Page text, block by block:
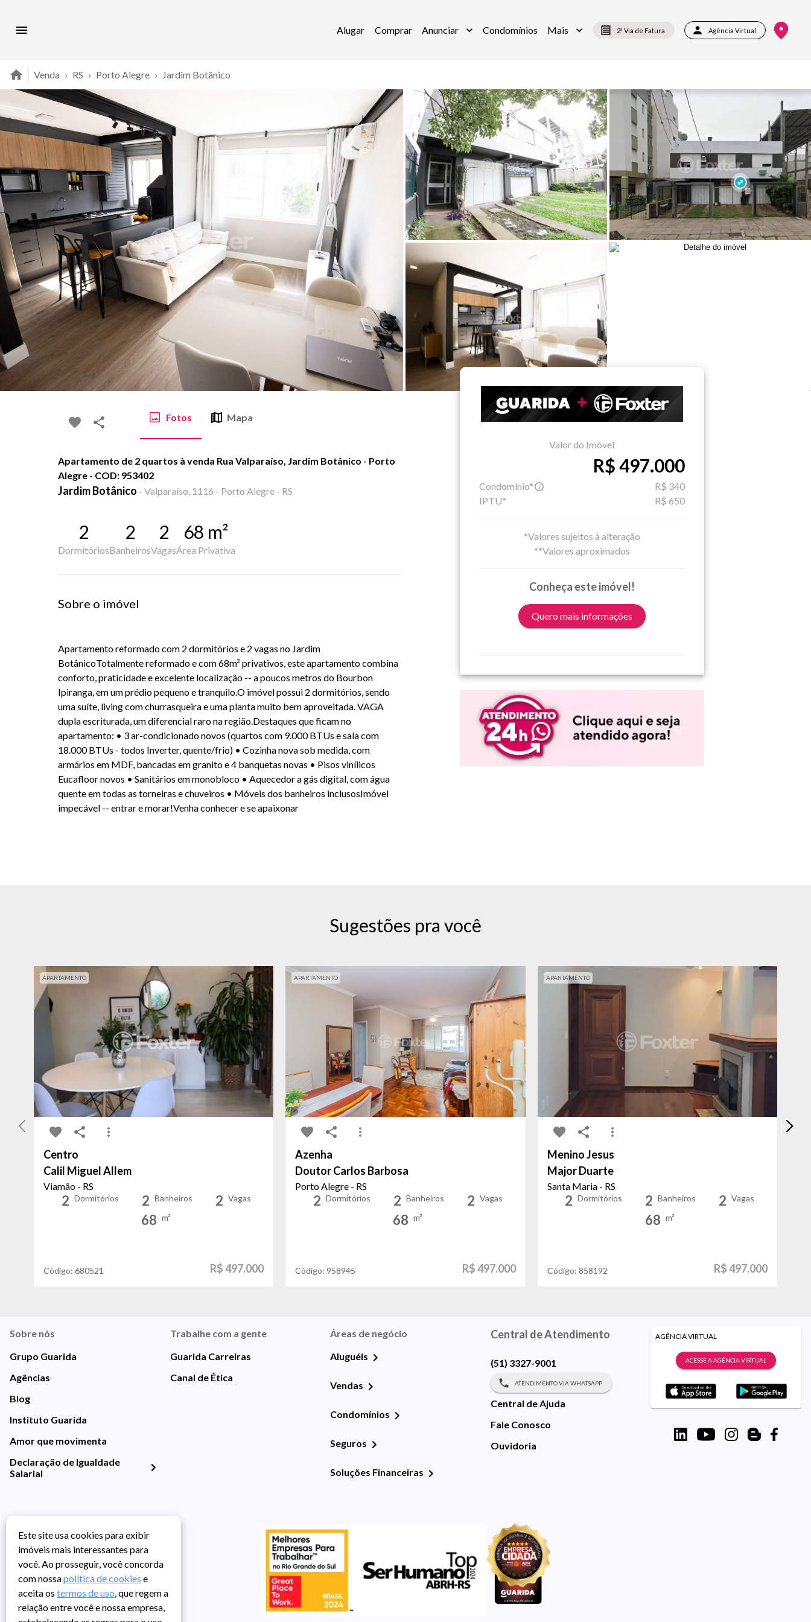
Alugar Comprar Anunciar Condomínios Mais 2ª Via de Fatura Agência Virtual
Venda › RS › Porto Alegre › Jardim Botânico
Fotos Mapa
Apartamento de 2 quartos à venda Rua Valparaíso, Jardim Botânico - Porto
Alegre - COD: 953402
Jardim Botânico - Valparaíso, 1116 - Porto Alegre - RS
2
Dormitórios
2
Banheiros
2
Vagas
68 m²
Área Privativa
Sobre o imóvel
Apartamento reformado com 2 dormitórios e 2 vagas no Jardim
BotânicoTotalmente reformado e com 68m² privativos, este apartamento combina
conforto, praticidade e excelente localização -- a poucos metros do Bourbon
Ipiranga, em um prédio pequeno e tranquilo.O imóvel possui 2 dormitórios, sendo
uma suíte, living com churrasqueira e uma planta muito bem aproveitada. VAGA
dupla escriturada, um diferencial raro na região.Destaques que ficam no
apartamento: • 3 ar-condicionado novos (quartos com 9.000 BTUs e sala com
18.000 BTUs - todos Inverter, quente/frio) • Cozinha nova sob medida, com
armários em MDF, bancadas em granito e 4 banquetas novas • Pisos vinílicos
Eucafloor novos • Sanitários em monobloco • Aquecedor a gás digital, com água
quente em todas as torneiras e chuveiros • Móveis dos banheiros inclusosImóvel
impecável -- entrar e morar!Venha conhecer e se apaixonar
Valor do Imóvel
R$ 497.000
Condomínio*
R$ 340
IPTU*
R$ 650
*Valores sujeitos à alteração
**Valores aproximados
Conheça este imóvel!
Quero mais informações
Sugestões pra você
APARTAMENTO
Centro
Calil Miguel Allem
Viamão - RS
2 Dormitórios 2 Banheiros 2 Vagas
68 m²
Código: 680521 R$ 497.000
APARTAMENTO
Azenha
Doutor Carlos Barbosa
Porto Alegre - RS
2 Dormitórios 2 Banheiros 2 Vagas
68 m²
Código:958945 R$ 497.000
APARTAMENTO
Menino Jesus
Major Duarte
Santa Maria - RS
2 Dormitórios 2 Banheiros 2 Vagas
68 m²
Código: 858192 R$ 497.000
Sobre nós
Grupo Guarida
Agências
Blog
Instituto Guarida
Amor que movimenta
Declaração de Igualdade
Salarial
Trabalhe com a gente
Guarida Carreiras
Canal de Ética
Áreas de negócio
Aluguéis
Vendas
Condomínios
Seguros
Soluções Financeiras
Central de Atendimento
(51) 3327-9001
ATENDIMENTO VIA WHATSAPP
Central de Ajuda
Fale Conosco
Ouvidoria
AGÊNCIA VIRTUAL
ACESSE A AGÊNCIA VIRTUAL
Este site usa cookies para exibir
imóveis mais interessantes para
você. Ao prosseguir, você concorda
com nossapolítica de cookies e
aceita os termos de uso, que regem a
relação entre você e nossa empresa,